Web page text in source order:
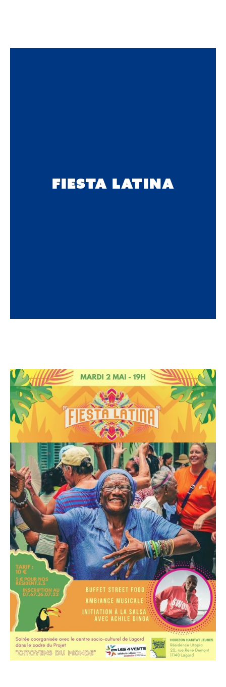
FIESTA LATINA